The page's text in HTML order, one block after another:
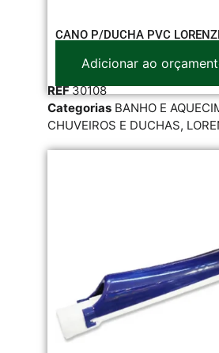
CANO P/DUCHA PVC
Adicionar ao
REF30108
Categorias BANHO E
CHUVEIROS E DUCHAS,